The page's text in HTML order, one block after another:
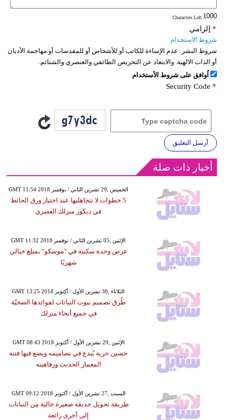
: Characters Left
إلزامي *
شروط الاستخدام
شروط النشر: عدم الإساءة للكاتب أو للأشخاص أو للمقدسات أو مهاجمة الأديان
أو الذات الالهية. والابتعاد عن التحريض الطائفي والعنصري والشتائم.
اُوافق على شروط الأستخدام
Security Code *
أرسل التعليق
أخبار ذات صلة
GMT 11:54 2018 الخميس ,29 تشرين الثاني / نوفمبر
5 خطوات لا تتجاهليها عند اختيار ورق الحائط
في ديكور منزلك العصري
GMT 11:32 2018 الإثنين ,05 تشرين الثاني / نوفمبر
عرض وحدة سكنية في "موسكو" بمبلغ خيالي
شهريًا
GMT 13:25 2018 الثلاثاء ,30 تشرين الأول / أكتوبر
طُرق تصميم بيوت النباتات لفوائدها الصحيّة
في جميع أنحاء منزلك
GMT 08:43 2018 الإثنين ,29 تشرين الأول / أكتوبر
حسين حربة يُبدع في تصاميمه ويضع فيها فتنة
المعمار الحديث ورفاهيته
GMT 09:12 2018 السبت ,27 تشرين الأول / أكتوبر
طريقة تحويل حديقة صغيرة خالية مِن النباتات
إلى أخرى رائعة